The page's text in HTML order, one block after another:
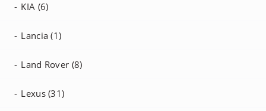
KIA (6)
Lancia (1)
Land Rover (8)
Lexus (31)